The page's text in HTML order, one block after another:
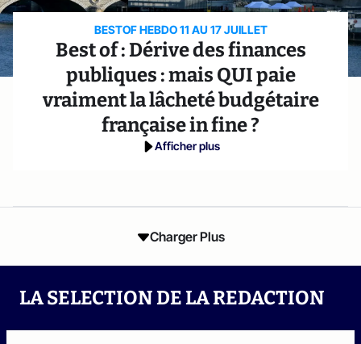
BESTOF HEBDO 11 AU 17 JUILLET
Best of : Dérive des finances
publiques : mais QUI paie
vraiment la lâcheté budgétaire
française in fine ?
Afficher plus
Charger Plus
LA SELECTION DE LA REDACTION